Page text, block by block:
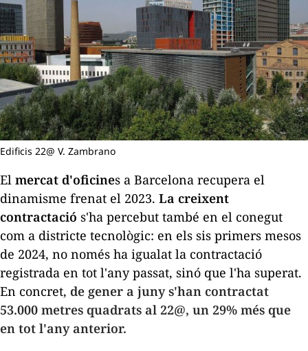
Edificis 22@ V. Zambrano
El mercat d'oficines a Barcelona recupera el
dinamisme frenat el 2023. La creixent
contractació s'ha percebut també en el conegut
com a districte tecnològic: en els sis primers mesos
de 2024, no només ha igualat la contractació
registrada en tot l'any passat, sinó que l'ha superat.
En concret, de gener a juny s'han contractat
53.000 metres quadrats al 22@, un 29% més que
en tot l'any anterior.